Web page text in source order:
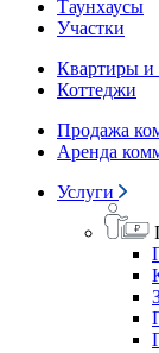
Таунхаусы
Участки
Квартиры и
Коттеджи
Продажа
Аренда
Услуги